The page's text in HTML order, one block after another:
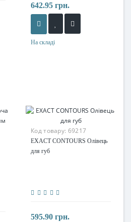
642.95 грн.
На складі
Код товару: 69217
EXACT CONTOURS Олівець
для губ
595.90 грн.